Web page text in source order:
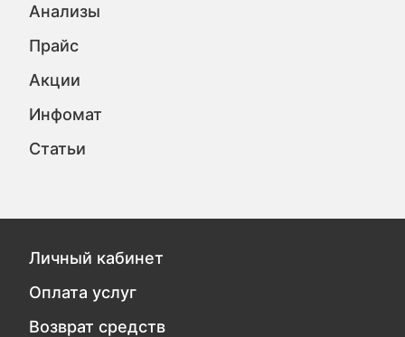
Анализы
Прайс
Акции
Инфомат
Статьи
Личный кабинет
Оплата услуг
Возврат средств